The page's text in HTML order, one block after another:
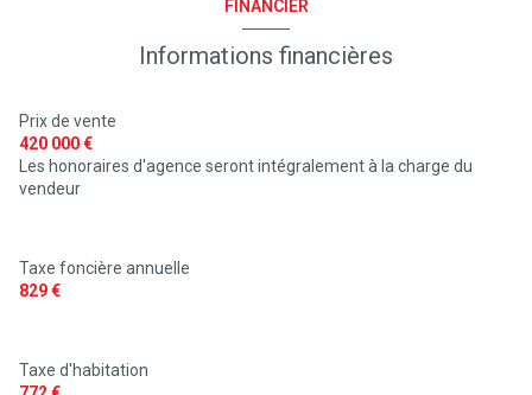
terrasse
arboré
FINANCIER
Informations financières
Prix de vente
420 000 €
Les honoraires d'agence seront intégralement à la charge du
vendeur
Taxe foncière annuelle
829 €
Taxe d'habitation